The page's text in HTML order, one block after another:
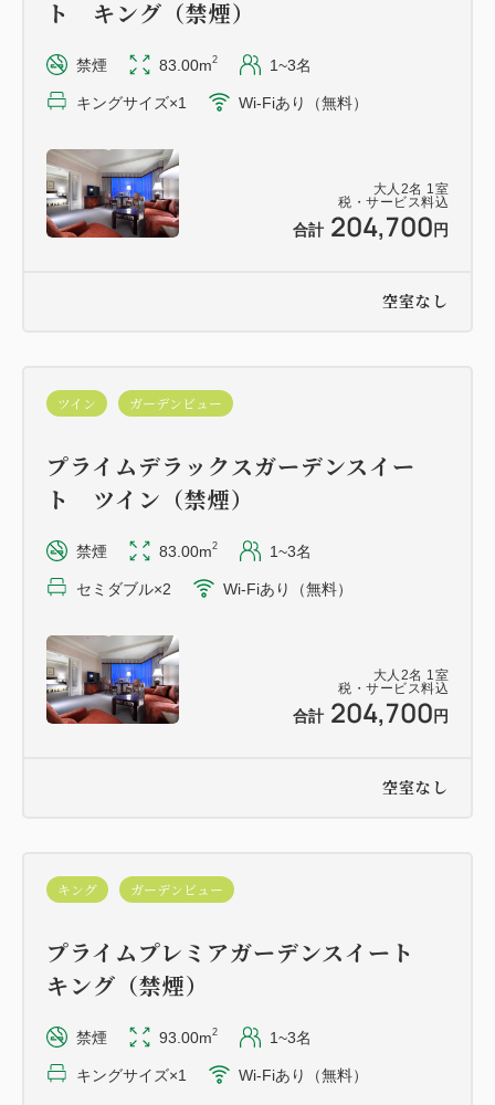
せください。
※無料のお子様の朝食・スパ利用料等は、別途有料と
なります。
⇒ お問い合わせ先 ：03-3943-0996（9:00～
20：00)
■ご注意■
スの為プール・ジェットバス・屋外ジェットバス・プ
ントにつきましては通常どおりご利用いただけます。
※電気事業法に基づく電気設備法定点検を、【2027
年1月7日深夜（1月8日早朝）】に実施いたします。
点検中は館内の電気設備の使用ができなくなります。
エクゼクティブラウンジ ル・シエルでは、1月7日
（木）12時～1/8（金）14時30分まで休業いたしま
お客様にはご不便をお掛けいたしますが、何卒ご理解
くださいますようお願い申し上げます。
大人 2名 1 室
税・サービス料込
合計 204,700 円
ト キング（禁煙）
禁煙 83.00m2 1~3名
キングサイズ×1 Wi-Fiあり（無料）
空室なし
大人 2名 1 室
税・サービス料込
合計 204,700 円
ツイン ガーデンビュー
プライムデラックスガーデンスイー
ト ツイン（禁煙）
禁煙 83.00m2 1~3名
セミダブル×2 Wi-Fiあり（無料）
空室なし
キング ガーデンビュー
プライムプレミアガーデンスイート
キング（禁煙）
禁煙 93.00m2 1~3名
キングサイズ×1 Wi-Fiあり（無料）